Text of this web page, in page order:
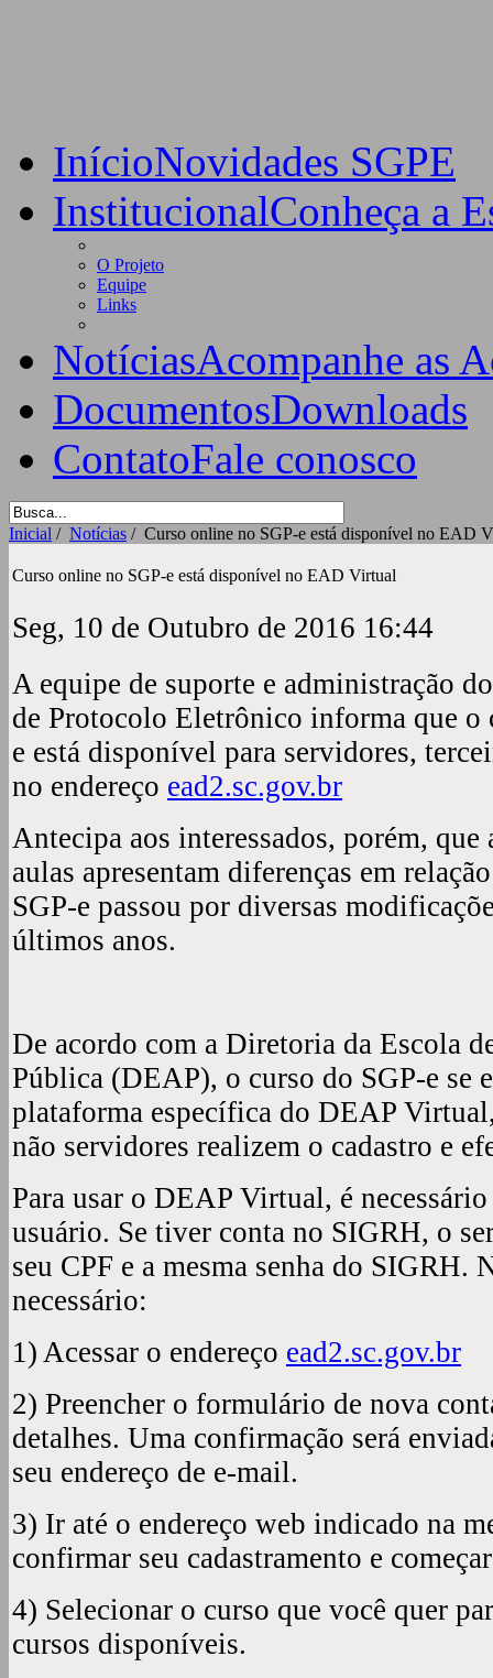
InícioNovidades SGPE
InstitucionalConheça a
O Projeto
Equipe
Links
NotíciasAcompanhe as
DocumentosDownloads
ContatoFale conosco
Inicial / Notícias / Curso online no SGP-e está disponível no EAD
Curso online no SGP-e está disponível no EAD Virtual
Seg, 10 de Outubro de 2016 16:44
A equipe de suporte e administração
de Protocolo Eletrônico informa que o
e está disponível para servidores,
no endereço ead2.sc.gov.br
Antecipa aos interessados, porém, que
aulas apresentam diferenças em
SGP-e passou por diversas
últimos anos.
De acordo com a Diretoria da Escola
Pública (DEAP), o curso do SGP-e se
plataforma específica do DEAP
não servidores realizem o cadastro e
Para usar o DEAP Virtual, é
usuário. Se tiver conta no SIGRH, o
seu CPF e a mesma senha do SIGRH.
necessário:
1) Acessar o endereço ead2.sc.gov.br
2) Preencher o formulário de nova
detalhes. Uma confirmação será
seu endereço de e-mail.
3) Ir até o endereço web indicado na
confirmar seu cadastramento e
4) Selecionar o curso que você quer
cursos disponíveis.